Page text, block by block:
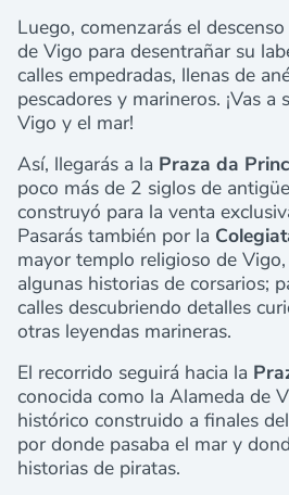
Luego, comenzarás el
de Vigo para desentrañar su
calles empedradas, llenas de
pescadores y marineros. ¡Vas a
Vigo y el mar!
Así, llegarás a la Praza da
poco más de 2 siglos de
construyó para la venta
Pasarás también por la
mayor templo religioso de
algunas historias de corsarios;
calles descubriendo detalles
otras leyendas marineras.
El recorrido seguirá hacia la
conocida como la Alameda de
histórico construido a finales
por donde pasaba el mar y
historias de piratas.